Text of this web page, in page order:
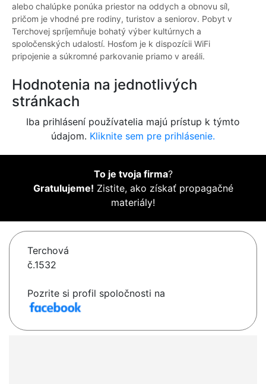
alebo chalúpke ponúka priestor na oddych a obnovu síl,
pričom je vhodné pre rodiny, turistov a seniorov. Pobyt v
Terchovej spríjemňuje bohatý výber kultúrnych a
spoločenských udalostí. Hosťom je k dispozícii WiFi
pripojenie a súkromné parkovanie priamo v areáli.
Hodnotenia na jednotlivých
stránkach
Iba prihlásení používatelia majú prístup k týmto
údajom. Kliknite sem pre prihlásenie.
To je tvoja firma?
Gratulujeme! Zistite, ako získať propagačné
materiály!
Terchová
č.1532
Pozrite si profil spoločnosti na